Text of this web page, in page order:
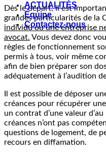
ACTUALITÉS
Équipe
Contactez-nous
Dès le départ, il est
grandes particularités de la
individu ou une entreprise
avocat. Vous devez donc
règles de fonctionnement
permis à tous, voir même
afin de bien préparer son
adéquatement à l’audition
Il est possible de déposer
créances pour récupérer
un contrat d’une valeur
créances n’ont pas
questions de logement, de
recours en diffamation.